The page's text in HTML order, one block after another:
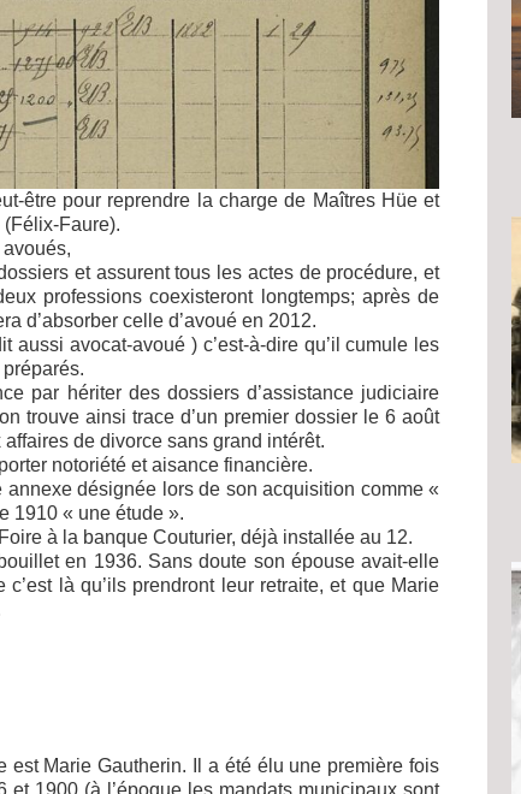
être pour reprendre la charge de Maîtres Hüe et
Faure).
et assurent tous les actes de procédure, et
professions coexisteront longtemps; après de
d’absorber celle d’avoué en 2012.
avocat-avoué ) c’est-à-dire qu’il cumule les
par hériter des dossiers d’assistance judiciaire
trouve ainsi trace d’un premier dossier le 6 août
de divorce sans grand intérêt.
notoriété et aisance financière.
annexe désignée lors de son acquisition comme «
1910 « une étude ».
à la banque Couturier, déjà installée au 12.
en 1936. Sans doute son épouse avait-elle
là qu’ils prendront leur retraite, et que Marie
est Marie Gautherin. Il a été élu une première fois
1900 (à l’époque les mandats municipaux sont